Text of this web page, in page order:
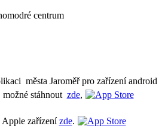
města Jaroměř pro zařízení android
stáhnout zde,
Apple zařízenízde.